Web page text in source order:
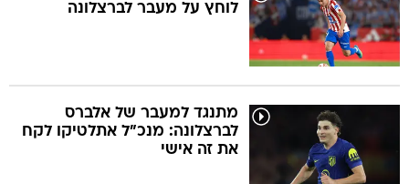
לוחץ על מעבר לברצלונה
מתנגד למעבר של אלברס
לברצלונה: מנכ"ל אתלטיקו לקח
את זה אישי